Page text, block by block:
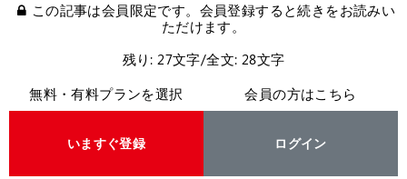
この記事は会員限定です。会員登録すると続きをお読みい
ただけます。
残り: 27文字/全文: 28文字
無料・有料プランを選択
いますぐ登録
会員の方はこちら
ログイン